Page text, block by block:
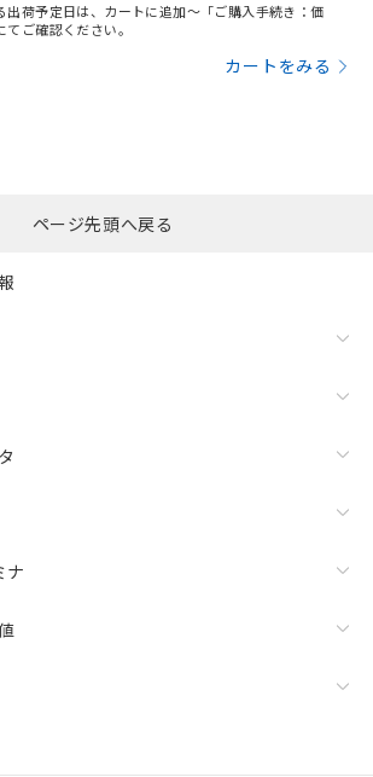
出荷予定日は、カートに追加～「ご購入手続き：価
ご確認ください。
カートをみる
ページ先頭へ戻る
ナ